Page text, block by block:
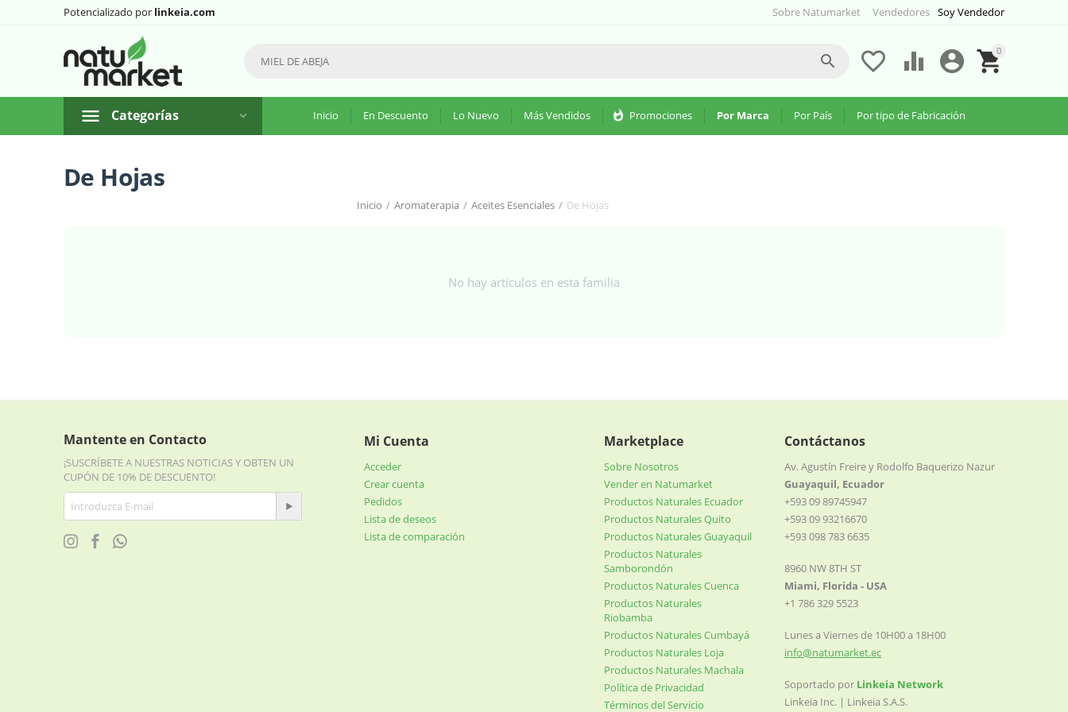
Potencializado por linkeia.com Soy Vendedor
Sobre Natumarket Vendedores
0


 

Categorías Inicio En Descuento Lo Nuevo Más Vendidos whatshot Promociones Por Marca Por País Por tipo de Fabricación
De Hojas
Inicio / Aromaterapia / Aceites Esenciales / De Hojas
No hay artículos en esta familia
Mantente en Contacto
¡SUSCRÍBETE A NUESTRAS NOTICIAS Y OBTEN UN
CUPÓN DE 10% DE DESCUENTO!
Mi Cuenta
Acceder
Crear cuenta
Pedidos
Lista de deseos
Lista de comparación
Marketplace
Sobre Nosotros
Vender en Natumarket
Productos Naturales Ecuador
Productos Naturales Quito
Productos Naturales Guayaquil
Productos Naturales
Samborondón
Productos Naturales Cuenca
Productos Naturales
Riobamba
Productos Naturales Cumbayá
Productos Naturales Loja
Productos Naturales Machala
Política de Privacidad
Términos del Servicio
Contáctanos
Av. Agustín Freire y Rodolfo Baquerizo Nazur
Guayaquil, Ecuador
+593 09 89745947
+593 09 93216670
+593 098 783 6635
8960 NW 8TH ST
Miami, Florida - USA
+1 786 329 5523
Lunes a Viernes de 10H00 a 18H00
info@natumarket.ec
Soportado por Linkeia Network
Linkeia Inc. | Linkeia S.A.S.